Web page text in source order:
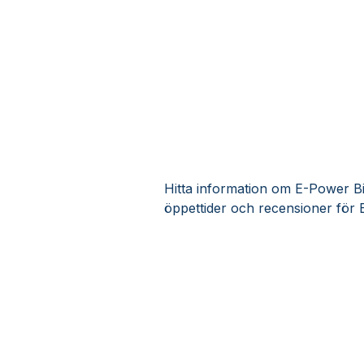
Hitta information om E-Power
öppettider och recensioner för